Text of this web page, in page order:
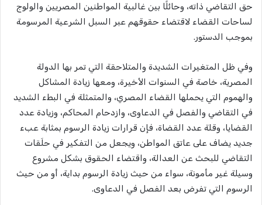
حق التقاضي ذاته، وحائلًا بين غالبية المواطنين المصريين والولوج
لساحات القضاء لاقتضاء حقوقهم عبر السبل الشرعية المرسومة
بموجب الدستور.
وفي ظل المتغيرات الشديدة والمتلاحقة التي تمر بها الدولة
المصرية، خاصة في السنوات الأخيرة، ومعها زيادة المشاكل
والهموم التي يحملها القضاء المصري، والمتمثلة في البطء الشديد
في التقاضي والفصل في الدعاوى، وازدحام المحاكم، وزيادة عدد
القضايا، وقلة عدد القضاة، فإن قرارات زيادة الرسوم بمثابة عبء
جديد يضاف على عاتق المواطن، ويجعل من التفكير في حلَقات
التقاضي للبحث عن العدالة، واقتضاء الحقوق بشكل مشروع
وسيلة غير مأمونة، سواء من حيث زيادة الرسوم بداية، أو من حيث
الرسوم التي تفرض بعد الفصل في الدعاوى.